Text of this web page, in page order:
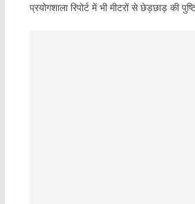
प्रयोगशाला रिपोर्ट में भी मीटरों से छेड़छाड़ की